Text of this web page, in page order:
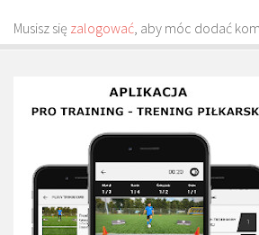
Edukacja
Plany treningowe
Sprzęt treningowy
O nas
Od autorów
Kontakt
Musisz się zalogować, aby móc dodać